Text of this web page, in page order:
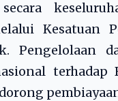
secara
Kesatuan
Pengelolaan
terhadap